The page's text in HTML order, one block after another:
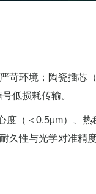
苛环境；陶瓷插芯
低损耗传输。
度（＜0.5μm）、热
久性与光学对准精度